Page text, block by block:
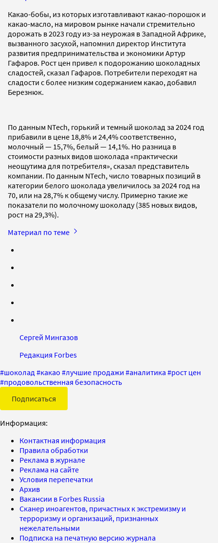
Какао-бобы, из которых изготавливают какао-порошок и
какао-масло, на мировом рынке начали стремительно
дорожать в 2023 году из-за неурожая в Западной Африке,
вызванного засухой, напомнил директор Института
развития предпринимательства и экономики Артур
Гафаров. Рост цен привел к подорожанию шоколадных
сладостей, сказал Гафаров. Потребители переходят на
сладости с более низким содержанием какао, добавил
Березнюк.
По данным NTech, горький и темный шоколад за 2024 год
прибавили в цене 18,8% и 24,4% соответственно,
молочный — 15,7%, белый — 14,1%. Но разница в
стоимости разных видов шоколада «практически
неощутима для потребителя», сказал представитель
компании. По данным NTech, число товарных позиций в
категории белого шоколада увеличилось за 2024 год на
70, или на 28,7% к общему числу. Примерно такие же
показатели по молочному шоколаду (385 новых видов,
рост на 29,3%).
Материал по теме
Сергей Мингазов
Редакция Forbes
#шоколад #какао #лучшие продажи #аналитика #рост цен
#продовольственная безопасность
Подписаться
Информация:
Контактная информация
Правила обработки
Реклама в журнале
Реклама на сайте
Условия перепечатки
Архив
Вакансии в Forbes Russia
Сканер иноагентов, причастных к экстремизму и
терроризму и организаций, признанных
нежелательными
Подписка на печатную версию журнала